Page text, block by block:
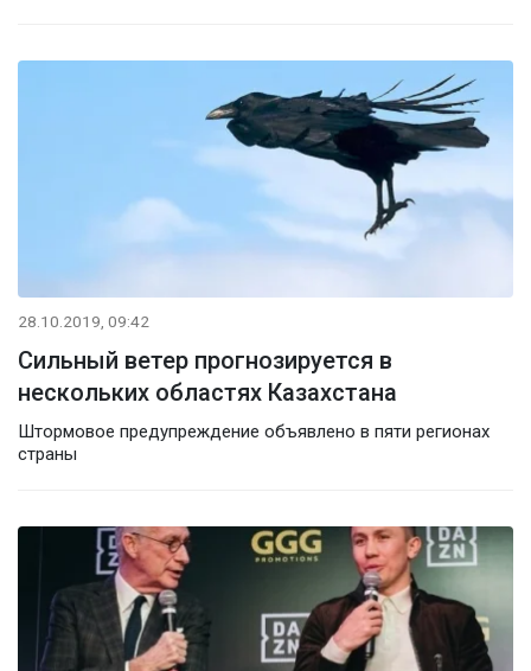
28.10.2019, 09:42
Сильный ветер прогнозируется в
нескольких областях Казахстана
Штормовое предупреждение объявлено в пяти регионах
страны